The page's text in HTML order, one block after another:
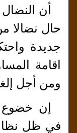
أن
حال نضالا
جديدة
اقامة
ومن أجل
إن خضوع
في ظل نظام